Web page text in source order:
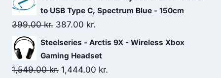
was:
279.00 kr..
is:
to USB Type C, Spectrum Blue - 150cm
399.00kr. Original
price
was:
399.00 kr..
387.00 kr.
price
is:
387.00 kr..
Steelseries - Arctis 9X - Wireless Xbox
Gaming Headset
1,549.00kr. Original
1,444.00 kr.